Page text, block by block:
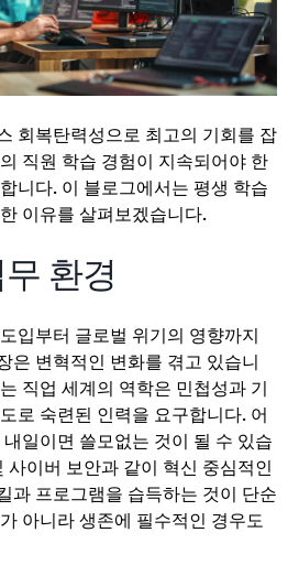
회복탄력성으로 최고의 기회를 잡
직원 학습 경험이 지속되어야 한
니다. 이 블로그에서는 평생 학습
이유를 살펴보겠습니다.
환경
입부터 글로벌 위기의 영향까지
은 변혁적인 변화를 겪고 있습니
직업 세계의 역학은 민첩성과 기
로 숙련된 인력을 요구합니다. 어
일이면 쓸모없는 것이 될 수 있습
사이버 보안과 같이 혁신 중심적인
과 프로그램을 습득하는 것이 단순
아니라 생존에 필수적인 경우도